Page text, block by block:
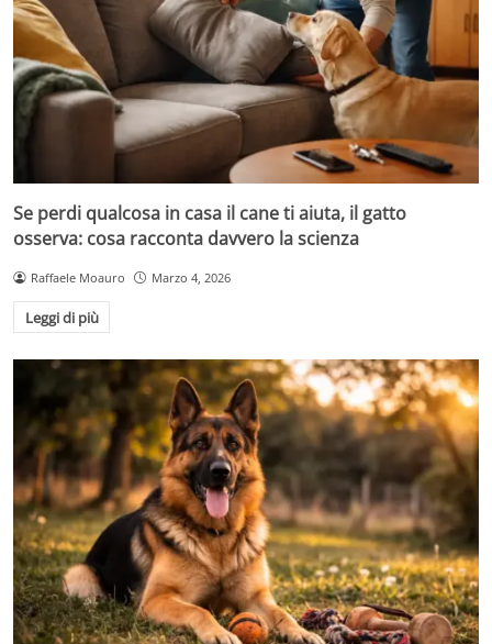
Se perdi qualcosa in casa il cane ti aiuta, il gatto
osserva: cosa racconta davvero la scienza
Raffaele Moauro Marzo 4, 2026
Leggi di più